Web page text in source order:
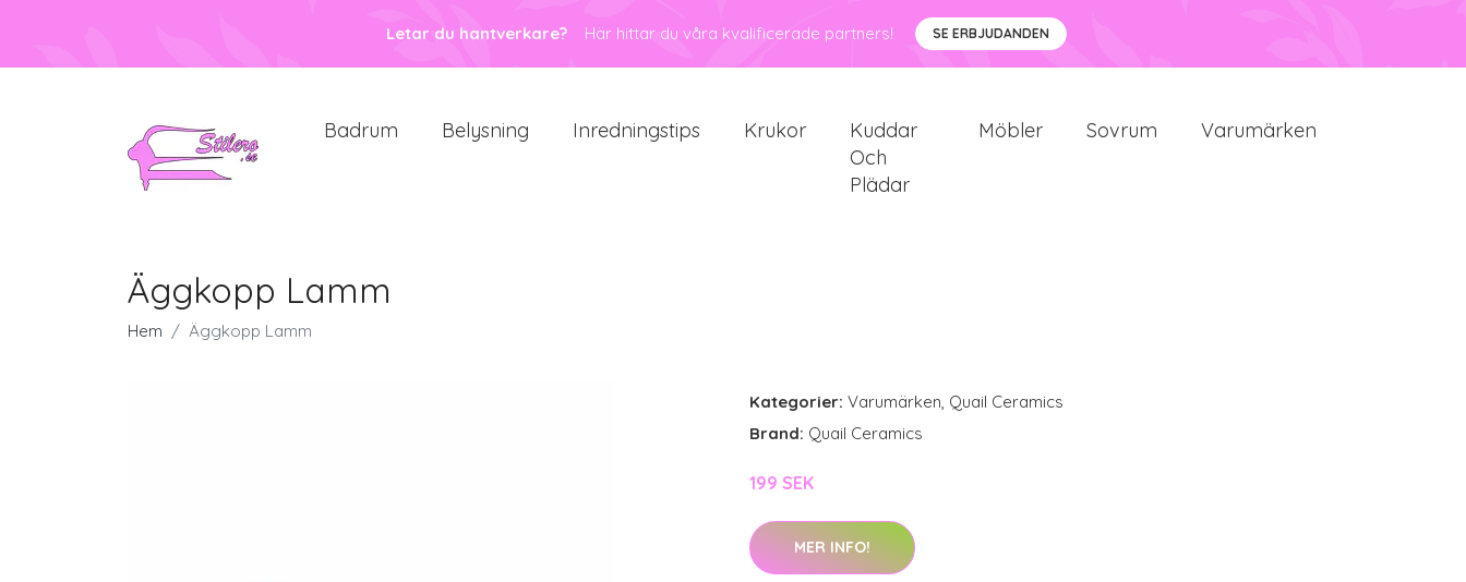
Letar du hantverkare? Här hittar du våra kvalificerade partners! SE ERBJUDANDEN
Badrum Belysning Inredningstips Krukor
Kuddar
Och
Plädar
Möbler Sovrum Varumärken
Äggkopp Lamm
Hem Äggkopp Lamm
Kategorier: Varumärken, Quail Ceramics
Brand: Quail Ceramics
199 SEK
MER INFO!